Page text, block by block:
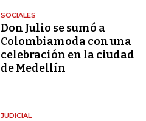
SOCIALES
Don Julio se sumó a
Colombiamoda con una
celebración en la ciudad
de Medellín
JUDICIAL